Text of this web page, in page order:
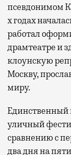
псевдонимом
х годах
работал
драмтеатре и
клоунскую
Москву,
миру.
Единственный
уличный
сравнению с
два дня на